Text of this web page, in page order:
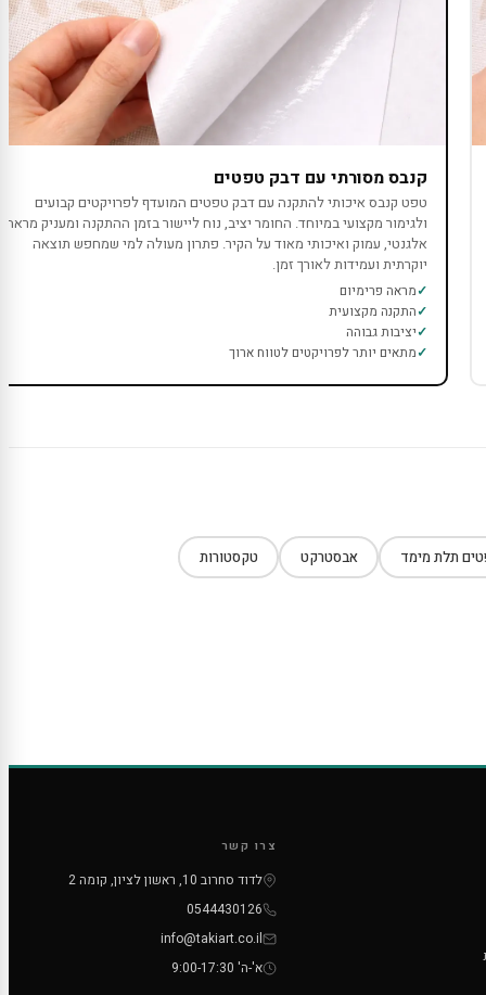
קנבס מסורתי עם דבק טפטים
טפט קנבס איכותי להתקנה עם דבק טפטים המועדף לפרויקטים קבועים
ולגימור מקצועי במיוחד. החומר יציב, נוח ליישור בזמן ההתקנה ומעניק מראה
אלגנטי, עמוק ואיכותי מאוד על הקיר. פתרון מעולה למי שמחפש תוצאה
יוקרתית ועמידות לאורך זמן.
מראה פרימיום
התקנה מקצועית
יציבות גבוהה
מתאים יותר לפרויקטים לטווח ארוך
תלת מימד אבסטרקט טקסטורות
צרו קשר
לדוד סחרוב 10, ראשון לציון, קומה 2
0544430126
info@takiart.co.il
א'-ה' 9:00-17:30